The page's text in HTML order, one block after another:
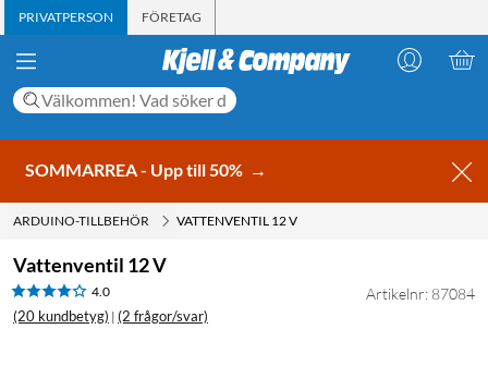
PRIVATPERSON FÖRETAG
SOMMARREA - Upp till 50% →
ARDUINO-TILLBEHÖR VATTENVENTIL 12 V
Vattenventil 12 V
4.0
(20 kundbetyg) | (2 frågor/svar)
Artikelnr: 87084